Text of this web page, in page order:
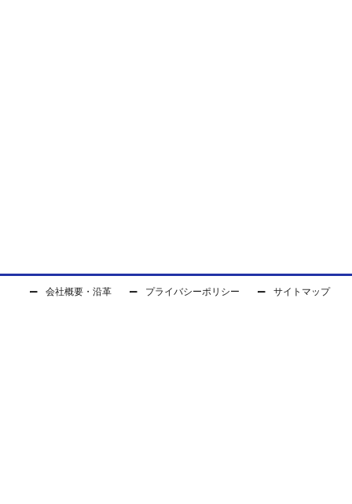
会社概要・沿革 プライバシーポリシー サイトマップ